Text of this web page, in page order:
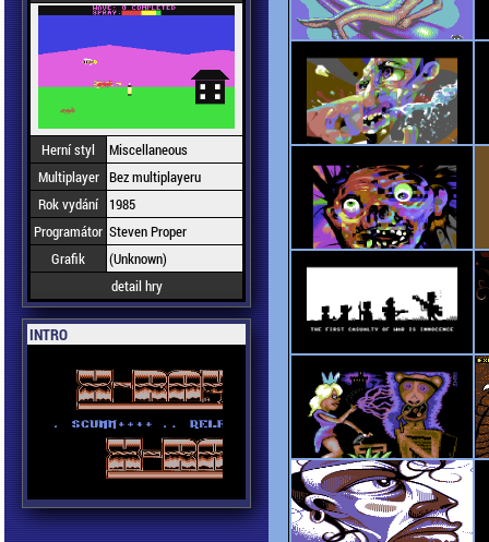
Herní styl
Miscellaneous
Multiplayer Bez multiplayeru
Rok vydání
1985
Programátor Steven Proper
Grafik
(Unknown)
detail hry
INTRO